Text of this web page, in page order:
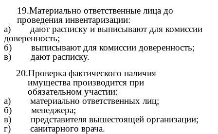
19.Материально ответственные лица до
проведения инвентаризации:
а) дают расписку и выписывают для комиссии
доверенность;
б) выписывают для комиссии доверенность;
в) дают расписку.
20.Проверка фактического наличия
имущества производится при
обязательном участии:
а) материально ответственных лиц;
б) менеджера;
в) представителя вышестоящей организации;
г) санитарного врача.